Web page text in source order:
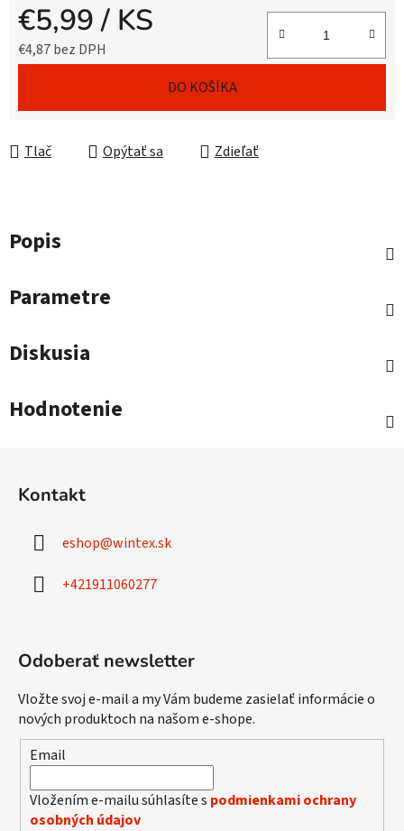
€5,99/ KS
€4,87 bez DPH
DO KOŠÍKA
Tlač Opýtať sa Zdieľať
Popis
Parametre
Diskusia
Hodnotenie
Kontakt
eshop@wintex.sk
+421911060277
Odoberať newsletter
Vložte svoj e-mail a my Vám budeme zasielať informácie o
nových produktoch na našom e-shope.
Email
Vložením e-mailu súhlasíte s podmienkami ochrany
osobných údajov